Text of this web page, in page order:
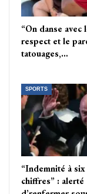
“On danse
respect et le
tatouages,…
SPORTS
“Indemnité à six
chiffres” : alerté